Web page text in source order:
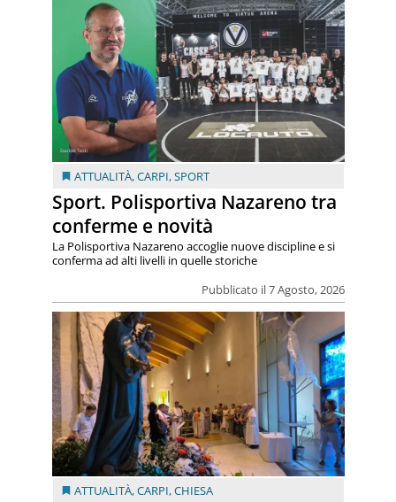
ATTUALITÀ,CARPI,SPORT
Sport. Polisportiva Nazareno tra
conferme e novità
Pubblicato il 7 Agosto, 2026
La Polisportiva Nazareno accoglie nuove discipline e si
conferma ad alti livelli in quelle storiche
ATTUALITÀ,CARPI,CHIESA